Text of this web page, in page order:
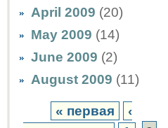
April 2009 (20)
May 2009 (14)
June 2009 (2)
August 2009 (11)
« первая
‹